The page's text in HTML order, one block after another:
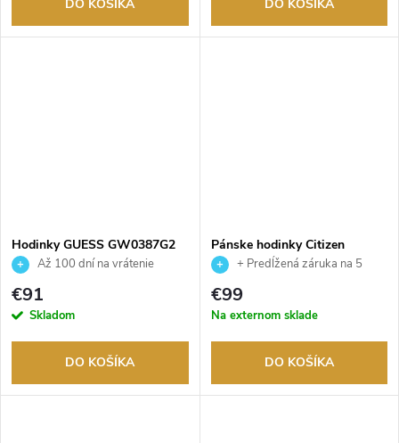
DO KOŠÍKA DO KOŠÍKA
Hodinky GUESS GW0387G2
Až 100 dní na vrátenie
tovaru. Autorizovaný predajca.
€91
Skladom
DO KOŠÍKA
Pánske hodinky Citizen
BF2013-56PE
+ Predĺžená záruka na 5
rokov. Až 100 dní na vrátenie
tovaru. Autorizovaný predajca.
€99
Na externom sklade
DO KOŠÍKA